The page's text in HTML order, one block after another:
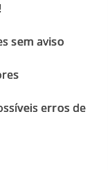
sem aviso
erros de